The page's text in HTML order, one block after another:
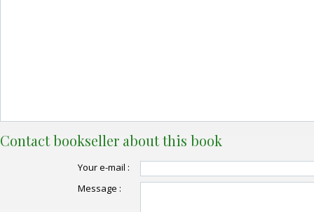
Contact bookseller about this book
Your e-mail :
Message :